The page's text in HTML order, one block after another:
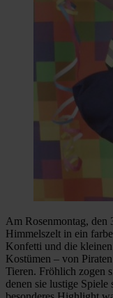
Am Rosenmontag, den
Himmelszelt in ein
Konfetti und die kleinen
Kostümen – von
Tieren. Fröhlich zogen
denen sie lustige